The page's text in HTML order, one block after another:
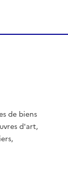
de biens
d'art,